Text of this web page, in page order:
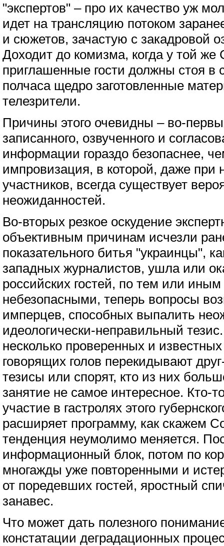
"экспертов" – про их качество уж
идет на трансляцию потоком
и сюжетов, зачастую с закадровой
Доходит до комизма, когда у той же
приглашенные гости должны стоя в
полчаса щедро заготовленные
телезрители.
Причины этого очевидны – во-
записанного, озвученного и
информации гораздо безопаснее,
импровизация, в которой, даже при
участников, всегда существует
неожиданностей.
Во-вторых резкое оскудение
объективным причинам исчезли
показательного битья "украинцы",
западных журналистов, ушла или
российских гостей, по тем или
небезопасными, теперь вопросы
имперцев, способных выпалить
идеологически-неправильный
несколько проверенных и
говорящих голов перекидывают
тезисы или спорят, кто из них
занятие не самое интересное. Кто-
участие в гастролях этого
расширяет программу, как скажем
тенденция неумолимо меняется.
информационный блок, потом по
многажды уже повторенными и
от поредевших гостей, яростный
занавес.
Что может дать полезного
констатации деградационных